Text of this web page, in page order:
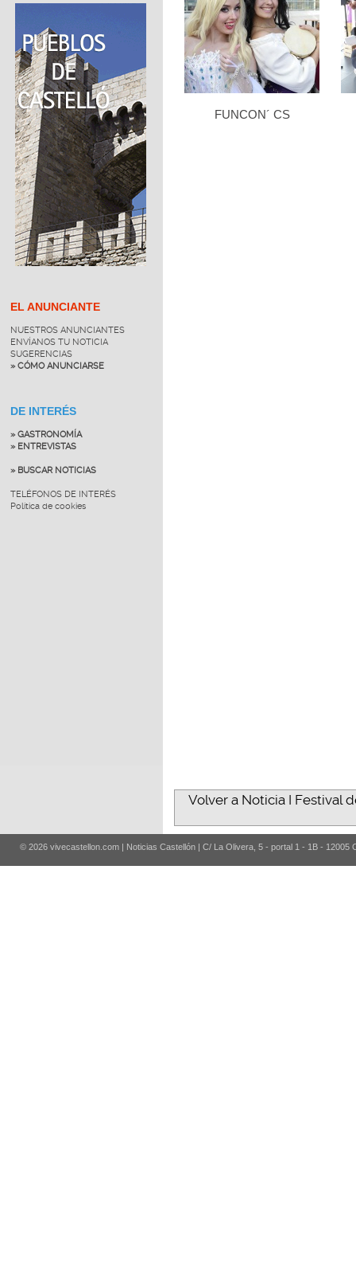
EL ANUNCIANTE
NUESTROS ANUNCIANTES
ENVÍANOS TU NOTICIA
SUGERENCIAS
» CÓMO ANUNCIARSE
DE INTERÉS
» GASTRONOMÍA
» ENTREVISTAS
» BUSCAR NOTICIAS
TELÉFONOS DE INTERÉS
Política de cookies
FUNCON´ CS
Volver a Noticia I Festival
© 2026 vivecastellon.com | Noticias Castellón | C/ La Olivera, 5 - portal 1 - 1B - 12005